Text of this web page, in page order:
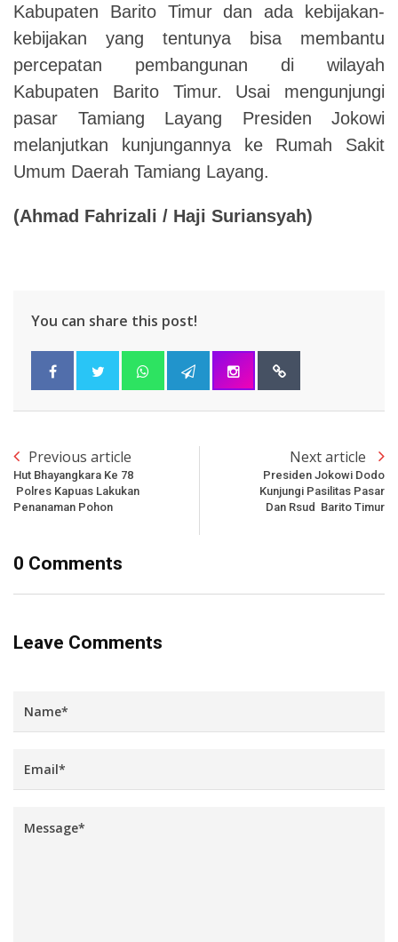
Kabupaten Barito Timur dan ada kebijakan-
kebijakan yang tentunya bisa membantu
percepatan pembangunan di wilayah
Kabupaten Barito Timur. Usai mengunjungi
pasar Tamiang Layang Presiden Jokowi
melanjutkan kunjungannya ke Rumah Sakit
Umum Daerah Tamiang Layang.
(Ahmad Fahrizali / Haji Suriansyah)
You can share this post!
Previous article
Hut Bhayangkara Ke 78
Polres Kapuas Lakukan
Penanaman Pohon
Next article
Presiden Jokowi Dodo
Kunjungi Pasilitas Pasar
Dan Rsud Barito Timur
0 Comments
Leave Comments